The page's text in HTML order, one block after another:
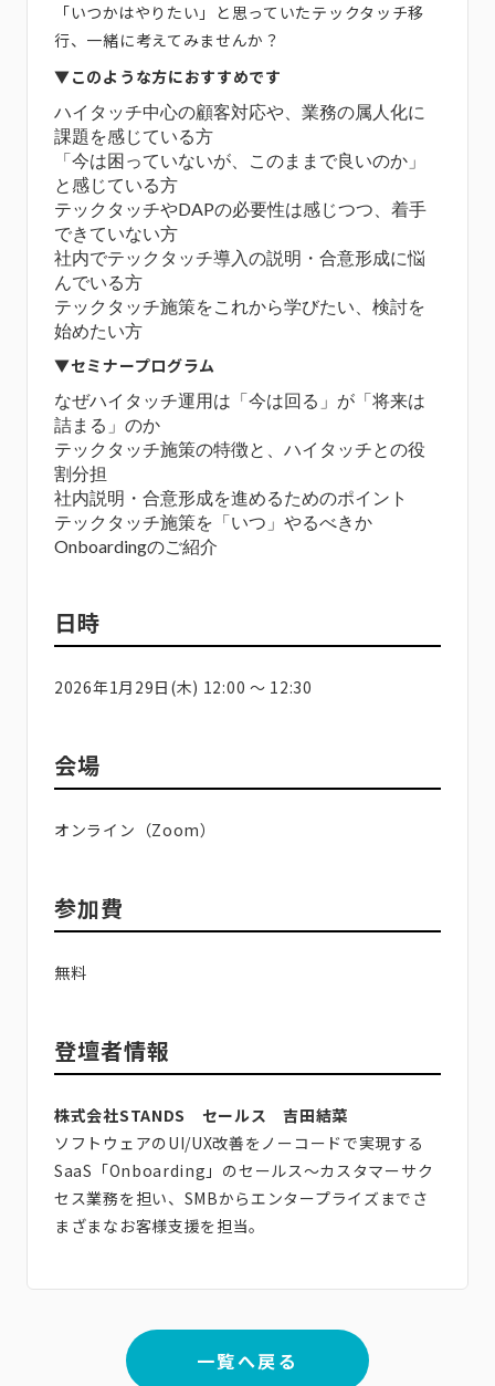
「いつかはやりたい」と思っていたテックタッチ移
行、一緒に考えてみませんか？
▼このような方におすすめです
ハイタッチ中心の顧客対応や、業務の属人化に
課題を感じている方
「今は困っていないが、このままで良いのか」
と感じている方
テックタッチやDAPの必要性は感じつつ、着手
できていない方
社内でテックタッチ導入の説明・合意形成に悩
んでいる方
テックタッチ施策をこれから学びたい、検討を
始めたい方
▼セミナープログラム
なぜハイタッチ運用は「今は回る」が「将来は
詰まる」のか
テックタッチ施策の特徴と、ハイタッチとの役
割分担
社内説明・合意形成を進めるためのポイント
テックタッチ施策を「いつ」やるべきか
Onboardingのご紹介
日時
2026年1月29日(木) 12:00 〜 12:30
会場
オンライン（Zoom）
参加費
無料
登壇者情報
株式会社STANDS セールス 吉田結菜
ソフトウェアのUI/UX改善をノーコードで実現する
SaaS「Onboarding」のセールス〜カスタマーサク
セス業務を担い、SMBからエンタープライズまでさ
まざまなお客様支援を担当。
一覧へ戻る